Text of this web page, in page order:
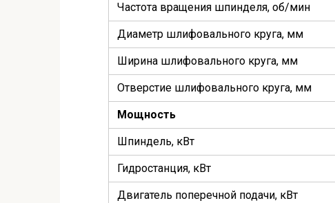
Частота вращения шпинделя, об/мин
Диаметр шлифовального круга, мм
Ширина шлифовального круга, мм
Отверстие шлифовального круга, мм
Мощность
Шпиндель, кВт
Гидростанция, кВт
Двигатель поперечной подачи, кВт